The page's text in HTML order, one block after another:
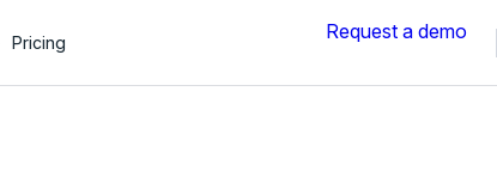
Pricing Request a demo